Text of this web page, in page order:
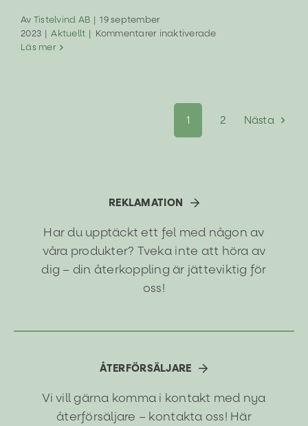
Av Tistelvind AB | 19 september
2023 | Aktuellt | Kommentarer inaktiveradeför
Läs mer
1 2 Nästa
REKLAMATION
Har du upptäckt ett fel med någon av
våra produkter? Tveka inte att höra av
dig – din återkoppling är jätteviktig för
oss!
ÅTERFÖRSÄLJARE
Vi vill gärna komma i kontakt med nya
återförsäljare – kontakta oss! Här